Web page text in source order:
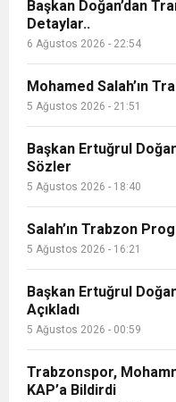
Tamamladı
18:59
22:58 Trabzonspor,
KAP’a Bildirdi
Başkan Doğan’dan
Detaylar..
6 Ağustos 2026 - 22:54
Mohamed Salah’ın
5 Ağustos 2026 - 21:51
Başkan Ertuğrul
Sözler
5 Ağustos 2026 - 18:40
Salah’ın Trabzon
5 Ağustos 2026 - 16:21
Başkan Ertuğrul
Açıkladı
5 Ağustos 2026 - 00:59
Trabzonspor,
KAP’a Bildirdi